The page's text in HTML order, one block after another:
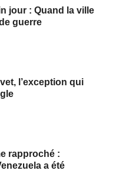
jour : Quand la ville
guerre
l’exception qui
rapproché :
a été